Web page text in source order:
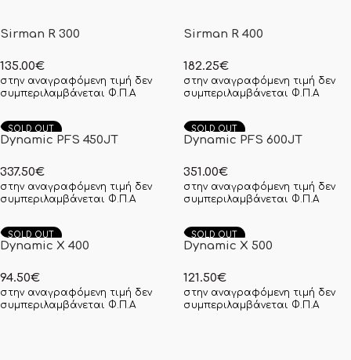
Sirman R 300
135.00€
στην αναγραφόμενη τιμή δεν
συμπεριλαμβάνεται Φ.Π.Α
Sirman R 400
182.25€
στην αναγραφόμενη τιμή δεν
συμπεριλαμβάνεται Φ.Π.Α
SOLD OUT
Dynamic PFS 450JT
337.50€
στην αναγραφόμενη τιμή δεν
συμπεριλαμβάνεται Φ.Π.Α
SOLD OUT
Dynamic PFS 600JT
351.00€
στην αναγραφόμενη τιμή δεν
συμπεριλαμβάνεται Φ.Π.Α
SOLD OUT
Dynamic X 400
94.50€
στην αναγραφόμενη τιμή δεν
συμπεριλαμβάνεται Φ.Π.Α
SOLD OUT
Dynamic X 500
121.50€
στην αναγραφόμενη τιμή δεν
συμπεριλαμβάνεται Φ.Π.Α